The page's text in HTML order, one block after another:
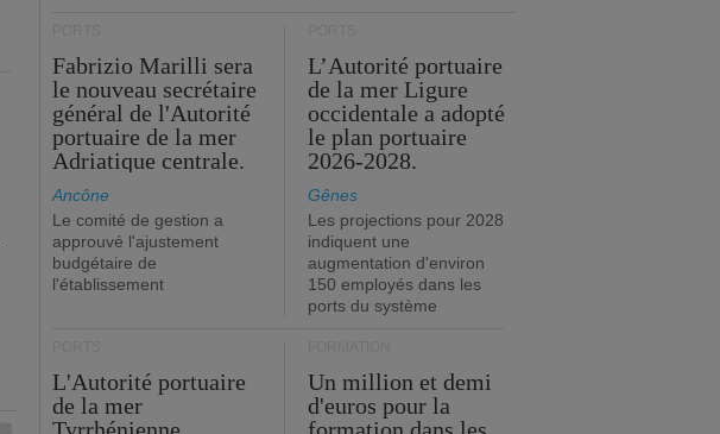
Fabrizio Marilli sera
le nouveau secrétaire
général de l'Autorité
portuaire de la mer
Adriatique centrale.
Ancône
Le comité de gestion a
approuvé l'ajustement
budgétaire de
l'établissement
L’Autorité portuaire
de la mer Ligure
occidentale a adopté
le plan portuaire
2026-2028.
Gênes
Les projections pour 2028
indiquent une
augmentation d'environ
150 employés dans les
ports du système
L'Autorité portuaire
de la mer
Un million et demi
d'euros pour la